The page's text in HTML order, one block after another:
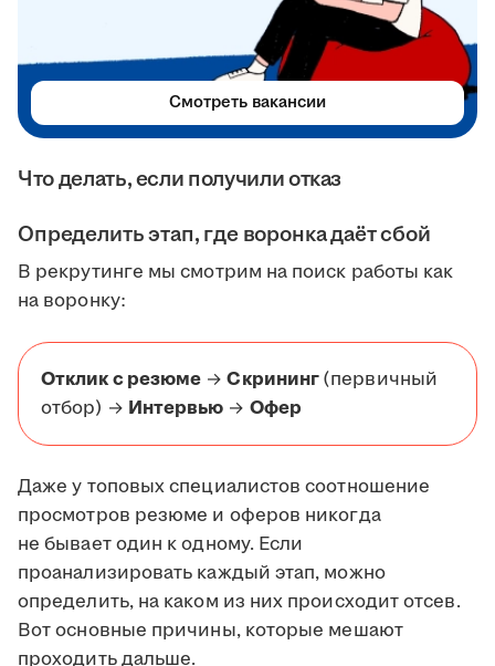
Что делать, если получили отказ
Определить этап, где воронка даёт сбой
В рекрутинге мы смотрим на поиск работы как
на воронку:
Отклик с резюме →Скрининг(первичный
отбор) → Интервью → Офер
Даже у топовых специалистов соотношение
просмотров резюме и оферов никогда
не бывает один к одному. Если
проанализировать каждый этап, можно
определить, на каком из них происходит отсев.
Вот основные причины, которые мешают
проходить дальше.
Смотреть вакансии